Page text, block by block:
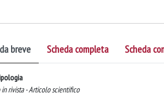
breve Scheda completa Scheda
rivista - Articolo scientifico